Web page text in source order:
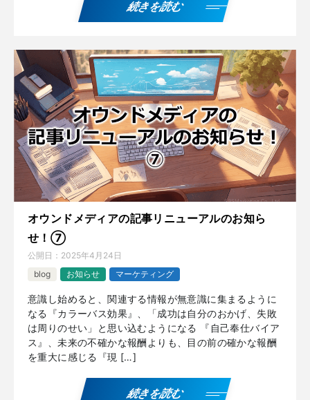
続きを読む
オウンドメディアの記事リニューアルのお知ら
せ！⑦
公開日： 2025年4月24日
blog
お知らせ マーケティング
意識し始めると、関連する情報が無意識に集まるように
なる『カラーバス効果』、「成功は自分のおかげ、失敗
は周りのせい」と思い込むようになる 『自己奉仕バイア
ス』、未来の不確かな報酬よりも、目の前の確かな報酬
を重大に感じる『現 […]
続きを読む